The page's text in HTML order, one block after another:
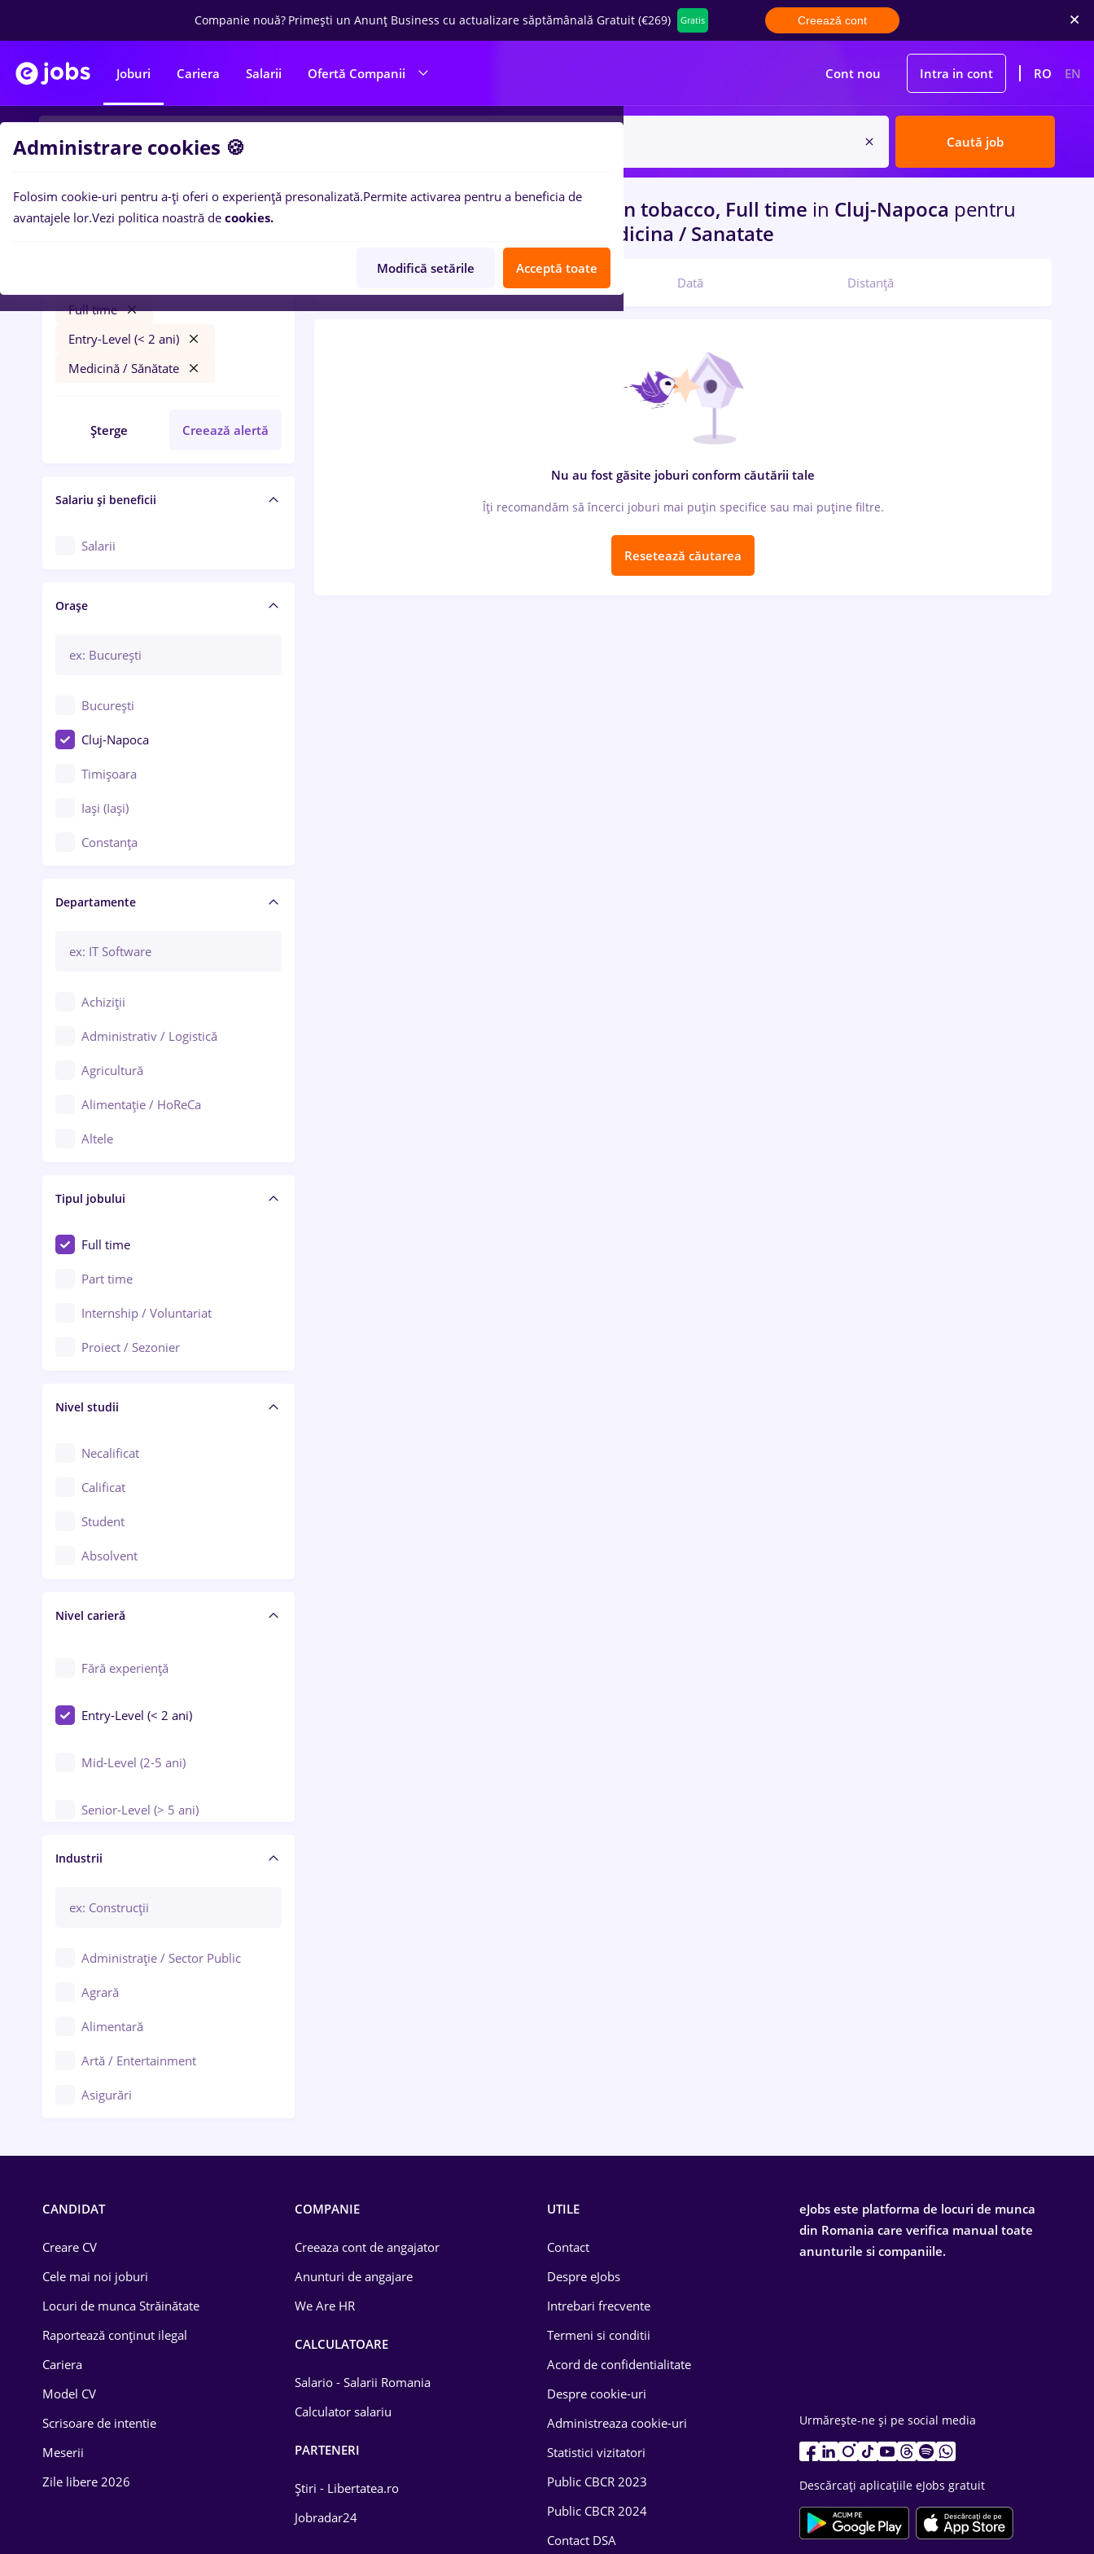
Companie nouă? Primești un Anunț Business cu actualizare săptămânală Gratuit (€269) Gratis Creează cont
Joburi Cariera Salarii Ofertă Companii Cont nou Intra in cont RO EN
Caută job
Filtre
Full time
Entry-Level (< 2 ani)
Medicină / Sănătate
Șterge Creează alertă
Salariu și beneficii
Salarii
Orașe
București
Cluj-Napoca
Timișoara
Iași (Iași)
Constanța
Brașov
Bacău
Galați (Galați)
Ploiești
Arad
Baia Mare
Bârlad
Bistrița (Bistrița-Năsăud)
Departamente
Achiziții
Administrativ / Logistică
Agricultură
Alimentație / HoReCa
Altele
Asigurări
Au pair / Babysitter / Curățenie
Audit / Consultanță
Auto / Echipamente
Automatizări
Cercetare - dezvoltare
Chimie / Biochimie
Confecții / Design vestimentar
Construcții / Instalații
Controlul calității
Educație / Training / Arte
Tipul jobului
Full time
Part time
Internship / Voluntariat
Proiect / Sezonier
Nivel studii
Necalificat
Calificat
Student
Absolvent
Nivel carieră
Fără experiență
Entry-Level (< 2 ani)
Mid-Level (2-5 ani)
Senior-Level (> 5 ani)
Manager / Executiv
Industrii
Administrație / Sector Public
Agrară
Alimentară
Artă / Entertainment
Asigurări
Drept
Educație / Training
Energetică
Farma
0locuri de muncabritish american tobacco, Full time in Cluj-Napoca pentru
Banci, Medicina / Sanatate
Relevanță Dată Distanță
Nu au fost găsite joburi conform căutării tale
Îți recomandăm să încerci joburi mai puțin specifice sau mai puține filtre.
Resetează căutarea
CANDIDAT
Creare CV
Cele mai noi joburi
Locuri de munca Străinătate
Raportează conținut ilegal
Cariera
Model CV
Scrisoare de intentie
Meserii
Zile libere 2026
COMPANIE
Creeaza cont de angajator
Anunturi de angajare
We Are HR
CALCULATOARE
Salario - Salarii Romania
Calculator salariu
PARTENERI
Știri - Libertatea.ro
Jobradar24
UTILE
Contact
Despre eJobs
Intrebari frecvente
Termeni si conditii
Acord de confidentialitate
Despre cookie-uri
Administreaza cookie-uri
Statistici vizitatori
Public CBCR 2023
Public CBCR 2024
Contact DSA
eJobs este platforma de locuri de munca
din Romania care verifica manual toate
anunturile si companiile.
Urmărește-ne și pe social media
Descărcați aplicațiile eJobs gratuit
Administrare cookies 🍪
Folosim cookie-uri pentru a-ți oferi o experiență presonalizată.Permite activarea pentru a beneficia de
avantajele lor.Vezi politica noastră de cookies.
Modifică setările Acceptă toate